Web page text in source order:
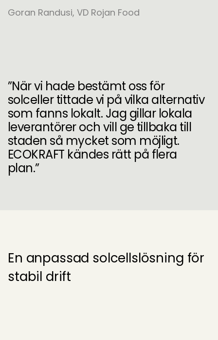
Goran Randusi, VD Rojan Food
”När vi hade bestämt oss för
solceller tittade vi på vilka alternativ
som fanns lokalt. Jag gillar lokala
leverantörer och vill ge tillbaka till
staden så mycket som möjligt.
ECOKRAFT kändes rätt på flera
plan.”
En anpassad solcellslösning för
stabil drift